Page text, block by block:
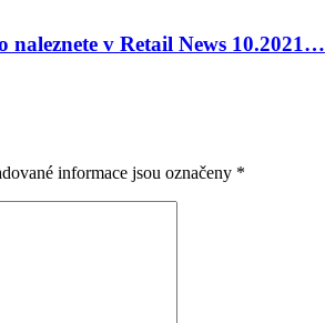
v Retail News 10.2021…
informace jsou označeny *